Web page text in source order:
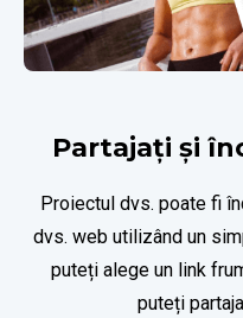
Partajați și
Proiectul dvs. poate fi
dvs. web utilizând un
puteți alege un link
puteți